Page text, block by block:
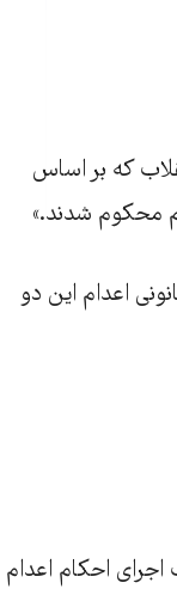
که بر اساس
محکوم شدند.»
اعدام این دو
احکام اعدام